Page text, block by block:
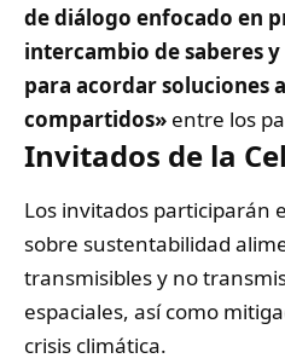
de diálogo enfocado en
intercambio de saberes
para acordar soluciones
compartidos» entre los
Invitados de la
Los invitados participarán
sobre sustentabilidad
transmisibles y no
espaciales, así como
crisis climática.